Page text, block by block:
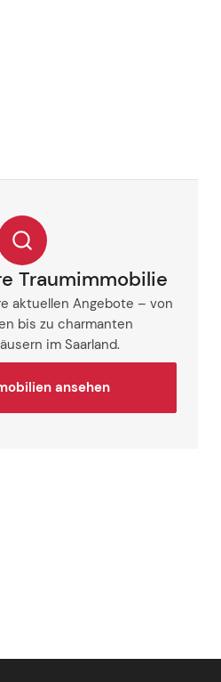
Traumimmobilie
aktuellen Angebote – von
bis zu charmanten
im Saarland.
ansehen